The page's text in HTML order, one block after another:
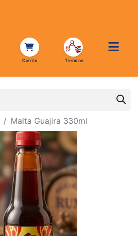
Malta Guajira 330ml